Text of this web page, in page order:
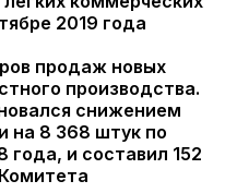
2019 года
продаж новых
производства.
снижением
на 8 368 штук по
года, и составил 152